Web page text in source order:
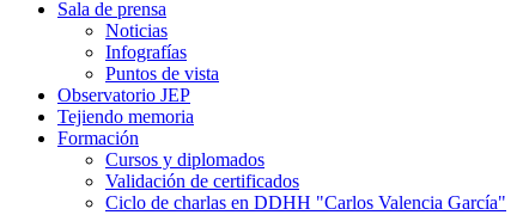
Sala de prensa
Noticias
Infografías
Puntos de vista
Observatorio JEP
Tejiendo memoria
Formación
Cursos y diplomados
Validación de certificados
Ciclo de charlas en DDHH "Carlos Valencia García"